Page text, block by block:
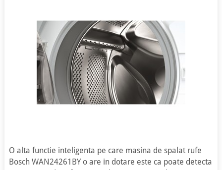
O alta functie inteligenta pe care masina de spalat rufe
Bosch WAN24261BY o are in dotare este ca poate detecta